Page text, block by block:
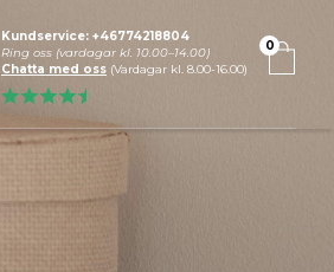
0
Kundservice: +46774218804
Ring oss (vardagar kl. 10.00–14.00)
Chatta med oss (Vardagar kl. 8.00-16.00)